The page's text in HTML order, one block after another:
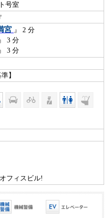
号室
宮 』 2 分
』 3 分
』 3 分
準】
フィスビル!